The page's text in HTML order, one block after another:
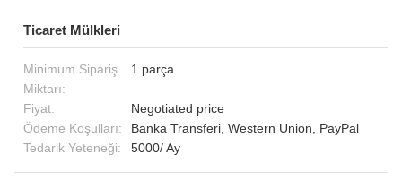
Ticaret Mülkleri
Minimum Sipariş
Miktarı:
1 parça
Fiyat:
Negotiated price
Ödeme Koşulları:
Banka Transferi, Western Union, PayPal
Tedarik Yeteneği:
5000/ Ay